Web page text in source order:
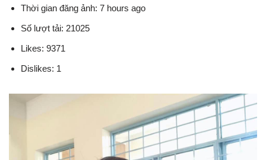
Thời gian đăng ảnh: 7 hours ago
Số lượt tải: 21025
Likes: 9371
Dislikes: 1